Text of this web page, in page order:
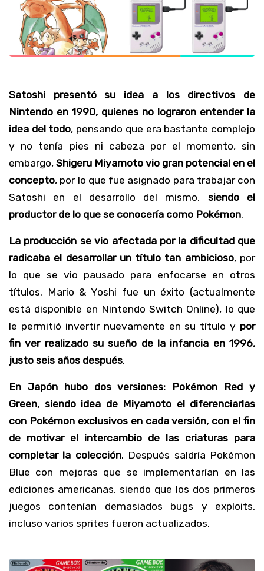
Satoshi presentó su idea a los directivos de
Nintendo en 1990, quienes no lograron entender la
idea del todo, pensando que era bastante complejo
y no tenía pies ni cabeza por el momento, sin
embargo, Shigeru Miyamoto vio gran potencial en el
concepto, por lo que fue asignado para trabajar con
Satoshi en el desarrollo del mismo, siendo el
productor de lo que se conocería como Pokémon.
La producción se vio afectada por la dificultad que
radicaba el desarrollar un título tan ambicioso, por
lo que se vio pausado para enfocarse en otros
títulos. Mario & Yoshi fue un éxito (actualmente
está disponible en Nintendo Switch Online), lo que
le permitió invertir nuevamente en su título y por
fin ver realizado su sueño de la infancia en 1996,
justo seis años después.
En Japón hubo dos versiones: Pokémon Red y
Green, siendo idea de Miyamoto el diferenciarlas
con Pokémon exclusivos en cada versión, con el fin
de motivar el intercambio de las criaturas para
completar la colección. Después saldría Pokémon
Blue con mejoras que se implementarían en las
ediciones americanas, siendo que los dos primeros
juegos contenían demasiados bugs y exploits,
incluso varios sprites fueron actualizados.